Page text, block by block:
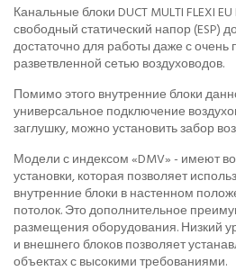
Канальные блоки DUCT MULTI FLEXI
свободный статический напор (ESP)
достаточно для работы даже с очень
разветвленной сетью воздуховодов.
Помимо этого внутренние блоки
универсальное подключение
заглушку, можно установить забор
Модели с индексом «DMV» - имеют
установки, которая позволяет
внутренние блоки в настенном
потолок. Это дополнительное
размещения оборудования. Низкий
и внешнего блоков позволяет
объектах с высокими требованиями.